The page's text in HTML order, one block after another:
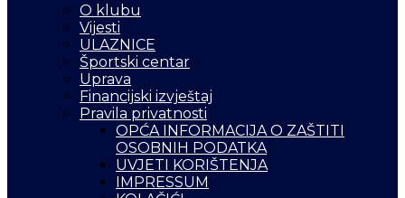
O klubu
Vijesti
ULAZNICE
Športski centar
Uprava
Financijski izvještaj
Pravila privatnosti
OPĆA INFORMACIJA O ZAŠTITI
OSOBNIH PODATKA
UVJETI KORIŠTENJA
IMPRESSUM